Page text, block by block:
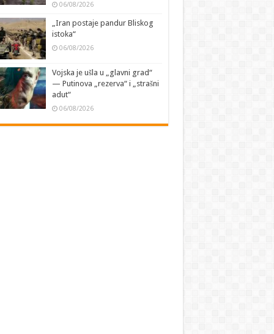
06/08/2026
„Iran postaje pandur Bliskog
istoka“
06/08/2026
Vojska je ušla u „glavni grad“
— Putinova „rezerva“ i „strašni
adut“
06/08/2026